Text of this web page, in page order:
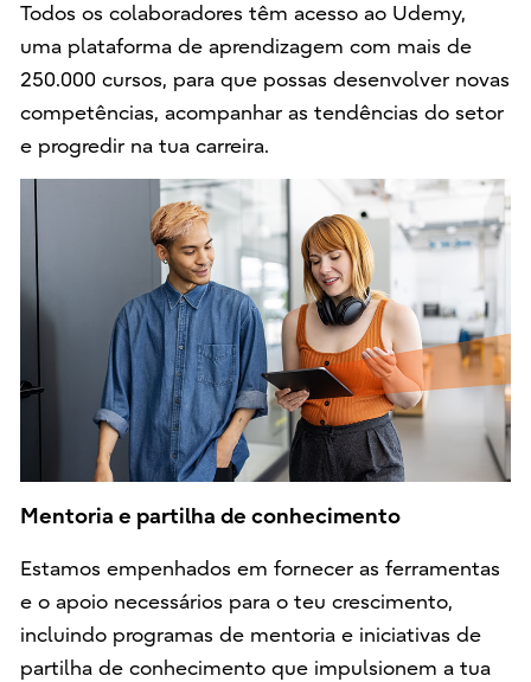
Todos os colaboradores têm acesso ao Udemy,
uma plataforma de aprendizagem com mais de
250.000 cursos, para que possas desenvolver novas
competências, acompanhar as tendências do setor
e progredir na tua carreira.
Mentoria e partilha de conhecimento
Estamos empenhados em fornecer as ferramentas
e o apoio necessários para o teu crescimento,
incluindo programas de mentoria e iniciativas de
partilha de conhecimento que impulsionem a tua